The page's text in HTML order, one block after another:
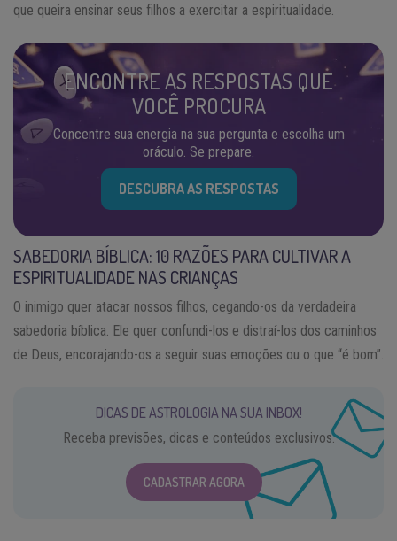
que queira ensinar seus filhos a exercitar a espiritualidade.
ENCONTRE AS RESPOSTAS QUE
VOCÊ PROCURA
Concentre sua energia na sua pergunta e escolha um
oráculo. Se prepare.
DESCUBRA AS RESPOSTAS
SABEDORIA BÍBLICA: 10 RAZÕES PARA CULTIVAR A
ESPIRITUALIDADE NAS CRIANÇAS
O inimigo quer atacar nossos filhos, cegando-os da verdadeira
sabedoria bíblica. Ele quer confundi-los e distraí-los dos caminhos
de Deus, encorajando-os a seguir suas emoções ou o que “é bom”.
DICAS DE ASTROLOGIA NA SUA INBOX!
Receba previsões, dicas e conteúdos exclusivos.
CADASTRAR AGORA